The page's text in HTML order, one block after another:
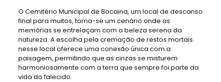
O Cemitério Municipal de Bocaina, um local de descanso
final para muitos, torna-se um cenário onde as
memórias se entrelaçam com a beleza serena da
natureza. A escolha pela cremação de restos mortais
nesse local oferece uma conexão única com a
paisagem, permitindo que as cinzas se misturem
harmoniosamente com a terra que sempre foi parte da
vida do falecido.